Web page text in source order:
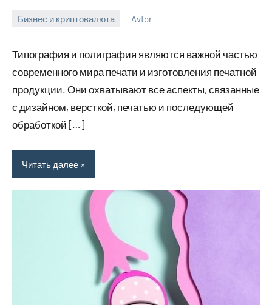
Бизнес и криптовалюта
2023
Avtor
Типография и полиграфия являются важной частью
современного мира печати и изготовления печатной
продукции. Они охватывают все аспекты, связанные
с дизайном, версткой, печатью и последующей
обработкой […]
Читать далее